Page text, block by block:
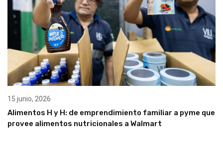
15 junio, 2026
Alimentos H y H: de emprendimiento familiar a pyme que
provee alimentos nutricionales a Walmart